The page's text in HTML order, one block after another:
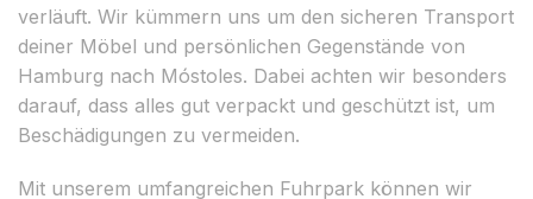
verläuft. Wir kümmern uns um den sicheren Transport
deiner Möbel und persönlichen Gegenstände von
Hamburg nach Móstoles. Dabei achten wir besonders
darauf, dass alles gut verpackt und geschützt ist, um
Beschädigungen zu vermeiden.
Mit unserem umfangreichen Fuhrpark können wir